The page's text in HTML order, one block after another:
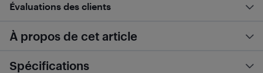
Évaluations des clients
À propos de cet article
Spécifications